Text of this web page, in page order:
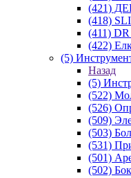
(421)
(418)
(411)
(422)
(5)
Назад
(5)
(522)
(526)
(509)
(503)
(531)
(501)
(502)